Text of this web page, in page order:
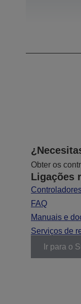
Obter os
Ligações
FAQ
Manuais e
Serviços de
Ir para o